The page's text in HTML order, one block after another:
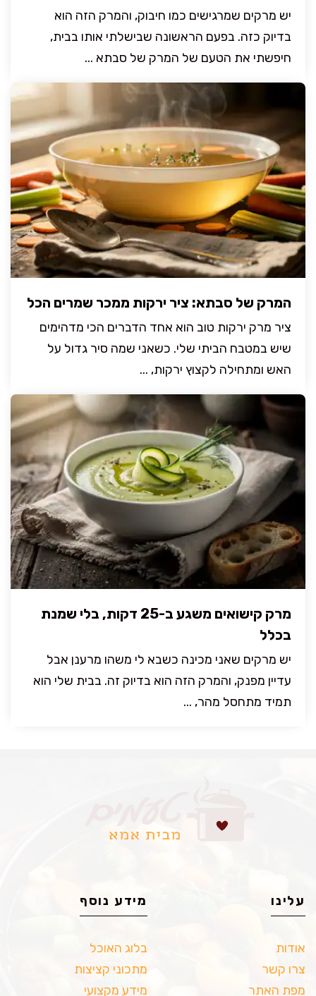
יש מרקים שמרגישים כמו חיבוק, והמרק הזה הוא
בדיוק כזה. בפעם הראשונה שבישלתי אותו בבית,
חיפשתי את הטעם של המרק של סבתא ...
המרק של סבתא: ציר ירקות ממכר שמרים הכל
ציר מרק ירקות טוב הוא אחד הדברים הכי מדהימים
שיש במטבח הביתי שלי. כשאני שמה סיר גדול על
האש ומתחילה לקצוץ ירקות, ...
מרק קישואים משגע ב-25 דקות, בלי שמנת
בכלל
יש מרקים שאני מכינה כשבא לי משהו מרענן אבל
עדיין מפנק, והמרק הזה הוא בדיוק זה. בבית שלי הוא
תמיד מתחסל מהר, ...
עלינו
אודות
צרו קשר
מפת האתר
מידע נוסף
בלוג האוכל
מתכוני קציצות
מידע מקצועי